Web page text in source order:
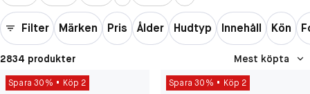
Filter Märken Pris Ålder Hudtyp Innehåll Kön
2834 produkter Mest köpta
Spara 30% Köp 2 Spara 30% Köp 2